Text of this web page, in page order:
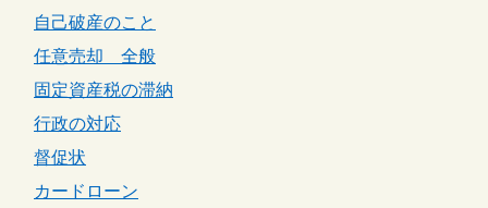
自己破産のこと
任意売却 全般
固定資産税の滞納
行政の対応
督促状
カードローン